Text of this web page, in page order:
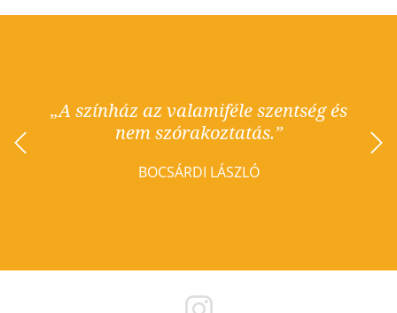
„A színház az valamiféle szentség és
nem szórakoztatás.”
BOCSÁRDI LÁSZLÓ